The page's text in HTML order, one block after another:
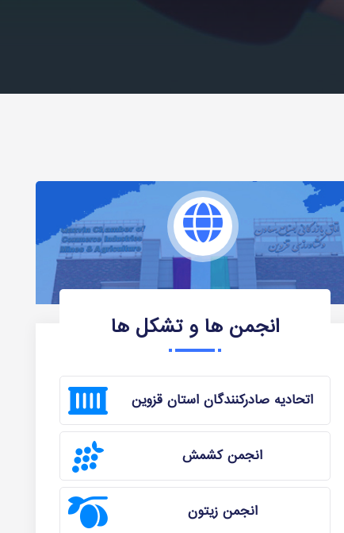
انجمن ها و تشکل ها
اتحادیه صادرکنندگان استان قزوین
انجمن کشمش
انجمن زیتون